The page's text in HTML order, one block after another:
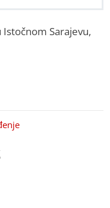
Sarajevu,